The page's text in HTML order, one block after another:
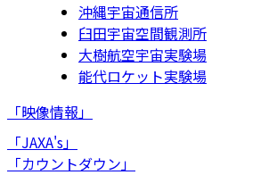
沖縄宇宙通信所
臼田宇宙空間観測所
大樹航空宇宙実験場
能代ロケット実験場
「映像情報」
「JAXA's」
「カウントダウン」